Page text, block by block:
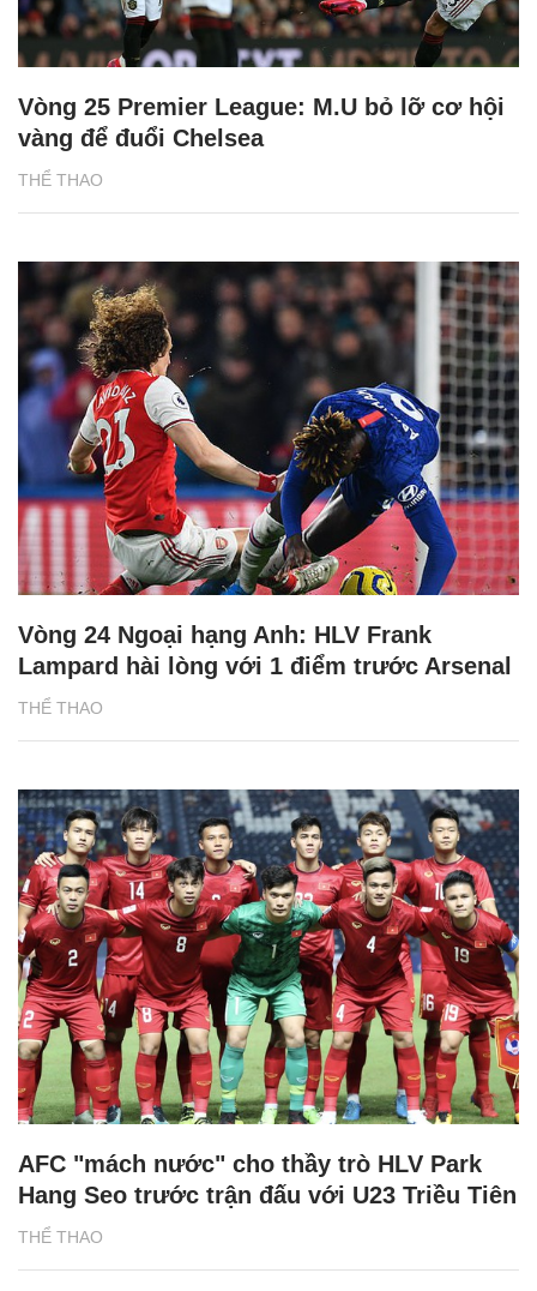
THỂ THAO
Vòng 25 Premier League: M.U bỏ lỡ cơ hội
vàng để đuổi Chelsea
THỂ THAO
Vòng 24 Ngoại hạng Anh: HLV Frank
Lampard hài lòng với 1 điểm trước Arsenal
THỂ THAO
AFC "mách nước" cho thầy trò HLV Park
Hang Seo trước trận đấu với U23 Triều Tiên